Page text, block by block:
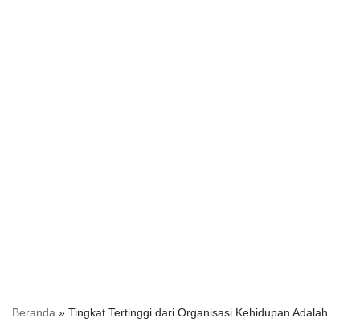
Beranda » Tingkat Tertinggi dari Organisasi Kehidupan Adalah